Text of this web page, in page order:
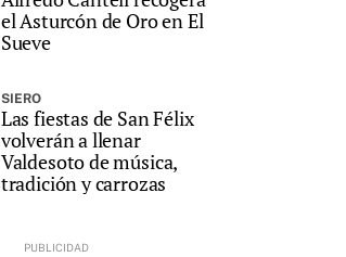
el Asturcón de Oro en El
Sueve
SIERO
Las fiestas de San Félix
volverán a llenar
Valdesoto de música,
tradición y carrozas